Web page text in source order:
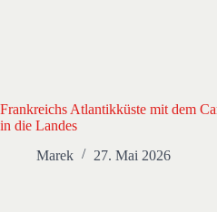
Frankreichs Atlantikküste mit dem
in die Landes
Marek
27. Mai 2026